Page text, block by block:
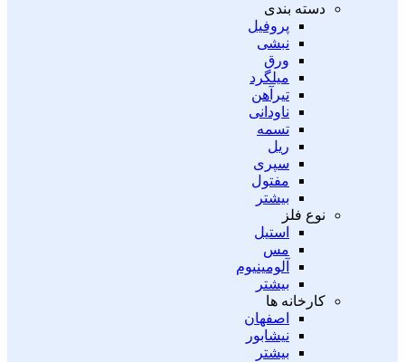
دسته بندی
پروفیل
نبشی
ورق
میلگرد
تیرآهن
ناودانی
تسمه
ریل
سپری
مفتول
بیشتر
نوع فلز
استیل
مس
آلومینیوم
بیشتر
کارخانه ها
اصفهان
نیشابور
بیشتر